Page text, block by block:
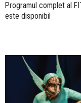
Programul complet al
este disponibil